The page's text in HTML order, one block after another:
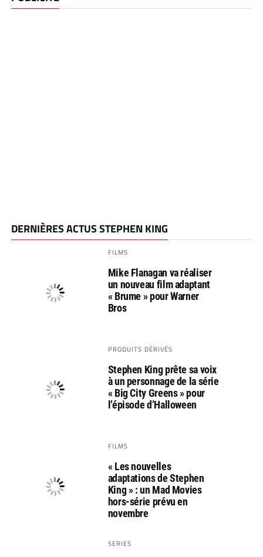
DERNIÈRES ACTUS STEPHEN KING
FILMS
Mike Flanagan va réaliser
un nouveau film adaptant
« Brume » pour Warner
Bros
PRODUITS DÉRIVÉS
Stephen King prête sa voix
à un personnage de la série
« Big City Greens » pour
l’épisode d’Halloween
FILMS
« Les nouvelles
adaptations de Stephen
King » : un Mad Movies
hors-série prévu en
novembre
SERIES